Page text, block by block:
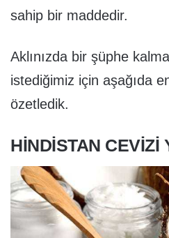
sahip bir maddedir.
Aklınızda bir şüphe
istediğimiz için aşağıda
özetledik.
HINDISTAN CEVIZI